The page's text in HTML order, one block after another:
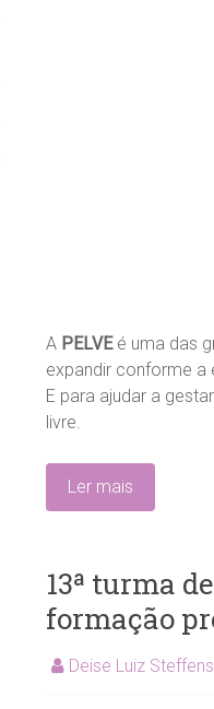
A PELVEé uma das
expandir conforme
E para ajudar a
livre.
Ler mais
13ª turma
formação
Deise Luiz Steffens